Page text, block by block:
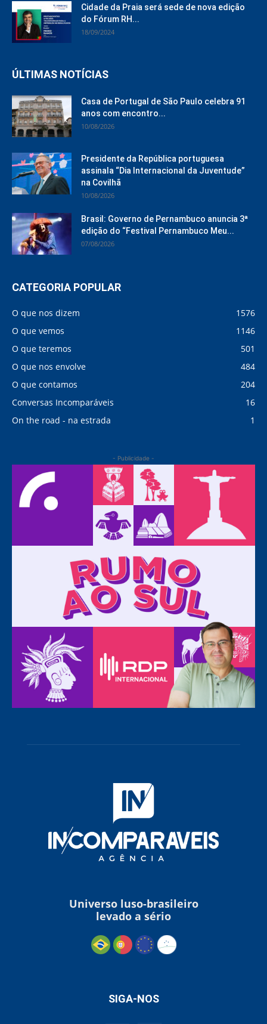
Cidade da Praia será sede de nova edição
do Fórum RH...
18/09/2024
ÚLTIMAS NOTÍCIAS
Casa de Portugal de São Paulo celebra 91
anos com encontro...
10/08/2026
Presidente da República portuguesa
assinala “Dia Internacional da Juventude”
na Covilhã
10/08/2026
Brasil: Governo de Pernambuco anuncia 3ª
edição do “Festival Pernambuco Meu...
07/08/2026
CATEGORIA POPULAR
O que nos dizem
1576
O que vemos
1146
O que teremos
501
O que nos envolve
484
O que contamos
204
Conversas Incomparáveis
16
On the road - na estrada
1
- Publicidade -
Universo luso-brasileiro
levado a sério
SIGA-NOS